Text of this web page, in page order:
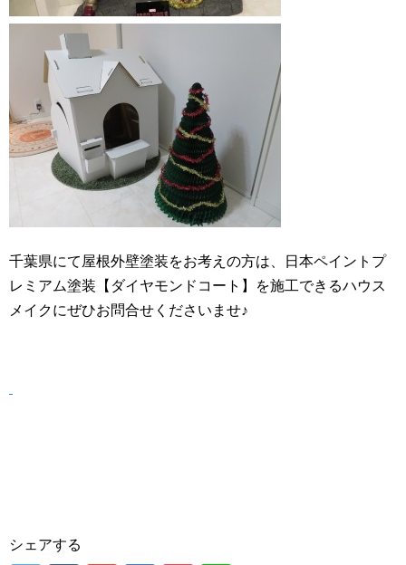
千葉県にて屋根外壁塗装をお考えの方は、日本ペイントプ
レミアム塗装【ダイヤモンドコート】を施工できるハウス
メイクにぜひお問合せくださいませ♪
シェアする